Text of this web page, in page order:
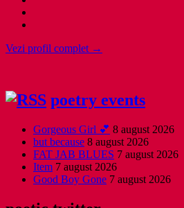
Vezi profil complet →
poetry events
Gorgeous Girl 💕 8 august 2026
but because 8 august 2026
FAT JAB BLUES 7 august 2026
Item 7 august 2026
Good Boy Gone 7 august 2026